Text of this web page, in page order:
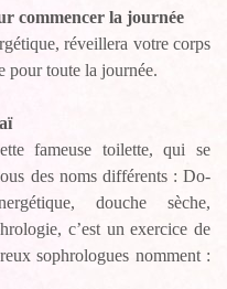
commencer la journée
réveillera votre corps
pour toute la journée.
fameuse toilette, qui se
des noms différents : Do-
douche sèche,
c’est un exercice de
sophrologues nomment :